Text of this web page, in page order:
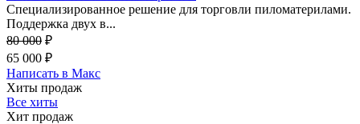
Специализированное решение для торговли пиломатерилами.
Поддержка двух в...
80 000 ₽
65 000 ₽
Написать в Макс
Хиты продаж
Все хиты
Хит продаж